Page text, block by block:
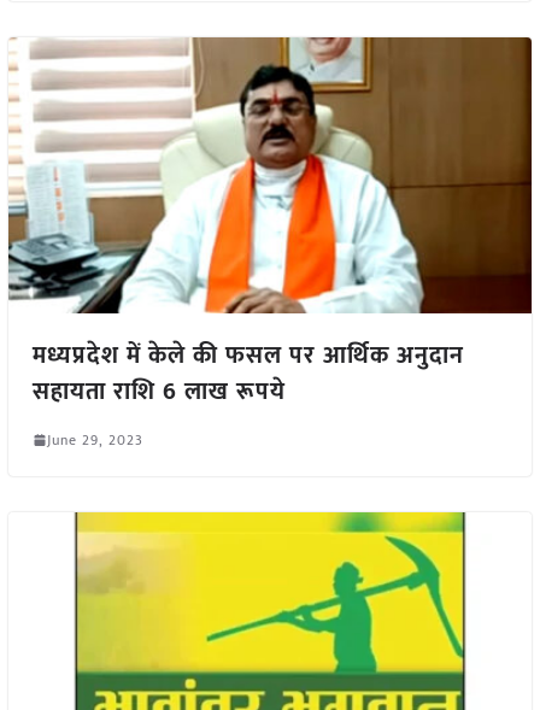
मध्यप्रदेश में केले की फसल पर आर्थिक अनुदान
सहायता राशि 6 लाख रूपये
June 29, 2023